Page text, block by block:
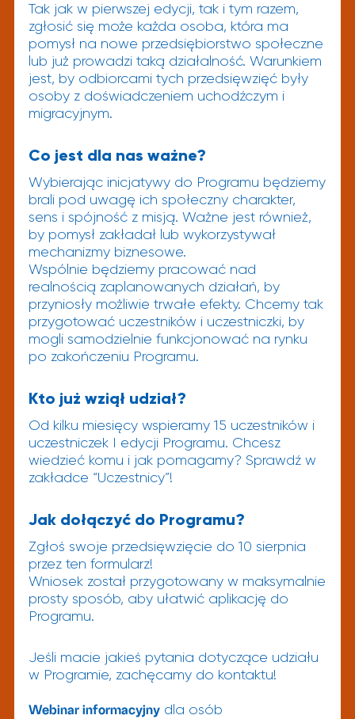
Tak jak w pierwszej edycji, tak i tym razem,
zgłosić się może każda osoba, która ma
pomysł na nowe przedsiębiorstwo społeczne
lub już prowadzi taką działalność. Warunkiem
jest, by odbiorcami tych przedsięwzięć były
osoby z doświadczeniem uchodźczym i
migracyjnym.
Co jest dla nas ważne?
Wybierając inicjatywy do Programu będziemy
brali pod uwagę ich społeczny charakter,
sens i spójność z misją. Ważne jest również,
by pomysł zakładał lub wykorzystywał
mechanizmy biznesowe.
Wspólnie będziemy pracować nad
realnością zaplanowanych działań, by
przyniosły możliwie trwałe efekty. Chcemy tak
przygotować uczestników i uczestniczki, by
mogli samodzielnie funkcjonować na rynku
po zakończeniu Programu.
Kto już wziął udział?
Od kilku miesięcy wspieramy 15 uczestników i
uczestniczek I edycji Programu. Chcesz
wiedzieć komu i jak pomagamy? Sprawdź w
zakładce “Uczestnicy”!
Jak dołączyć do Programu?
Zgłoś swoje przedsięwzięcie do 10 sierpnia
przez ten formularz!
Wniosek został przygotowany w maksymalnie
prosty sposób, aby ułatwić aplikację do
Programu.
Jeśli macie jakieś pytania dotyczące udziału
w Programie, zachęcamy do kontaktu!
Webinar informacyjny dla osób